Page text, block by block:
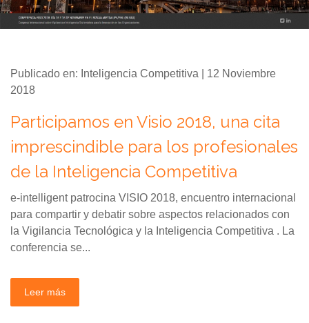
Publicado en: Inteligencia Competitiva | 12 Noviembre
2018
Participamos en Visio 2018, una cita
imprescindible para los profesionales
de la Inteligencia Competitiva
e-intelligent patrocina VISIO 2018, encuentro internacional
para compartir y debatir sobre aspectos relacionados con
la Vigilancia Tecnológica y la Inteligencia Competitiva . La
conferencia se...
Leer más